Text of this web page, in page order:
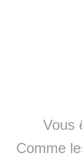
Vous
Comme